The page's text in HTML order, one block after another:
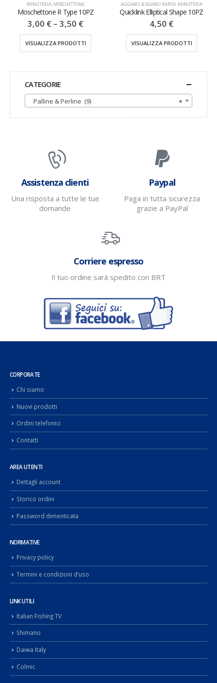
MINUTERIA, MOSCHETTONE
Moschettone R Type 10PZ
3,00 € – 3,50 €
VISUALIZZA PRODOTTI
AGGANCI & SGANCI RAPIDI, MINUTERIA
Quicklink Elliptical Shape 10PZ
4,50 €
VISUALIZZA PRODOTTI
CATEGORIE
×
Palline & Perline (9)
Assistenza clienti
Una risposta a tutte le tue
domande
Paypal
Paga in tutta sicurezza
grazie a PayPal
Corriere espresso
Il tuo ordine sarà spedito con BRT
CORPORATE
Chi siamo
Nuovi prodotti
Ordini telefonici
Contatti
AREA UTENTI
Dettagli account
Storico ordini
Password dimenticata
NORMATIVE
Privacy policy
Termini e condizioni d’uso
LINK UTILI
Italian Fishing TV
Shimano
Daiwa Italy
Colmic